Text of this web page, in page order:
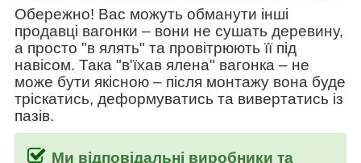
Обережно! Вас можуть обманути інші
продавці вагонки – вони не сушать деревину,
а просто "в ялять" та провітрюють її під
навісом. Така "в'їхав ялена" вагонка – не
може бути якісною – після монтажу вона буде
тріскатись, деформуватись та вивертатись із
пазів.
Ми відповідальні виробники та